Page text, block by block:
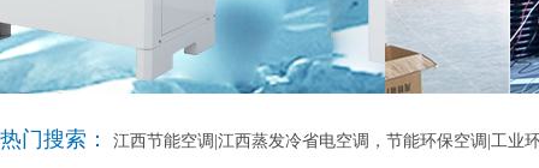
热门搜索： 江西节能空调|江西蒸发冷省电空调，节能环保空调|工业